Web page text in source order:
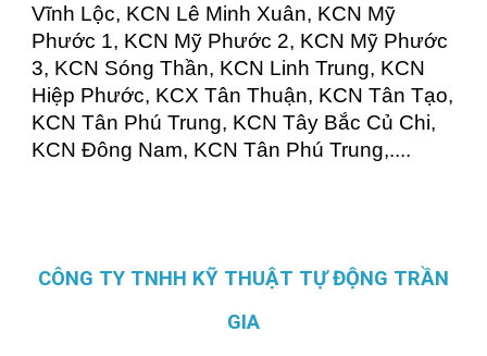
Vĩnh Lộc, KCN Lê Minh Xuân, KCN Mỹ
Phước 1, KCN Mỹ Phước 2, KCN Mỹ Phước
3, KCN Sóng Thần, KCN Linh Trung, KCN
Hiệp Phước, KCX Tân Thuận, KCN Tân Tạo,
KCN Tân Phú Trung, KCN Tây Bắc Củ Chi,
KCN Đông Nam, KCN Tân Phú Trung,....
CÔNG TY TNHH KỸ THUẬT TỰ ĐỘNG TRẦN
GIA